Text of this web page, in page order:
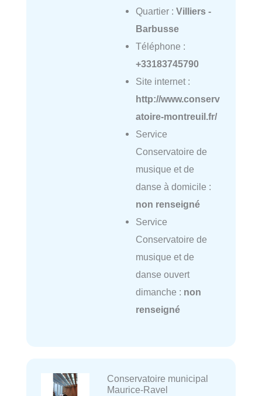
Quartier : Villiers -
Barbusse
Téléphone :
+33183745790
Site internet :
http://www.conserv
atoire-montreuil.fr/
Service
Conservatoire de
musique et de
danse à domicile :
non renseigné
Service
Conservatoire de
musique et de
danse ouvert
dimanche : non
renseigné
Conservatoire municipal
Maurice-Ravel